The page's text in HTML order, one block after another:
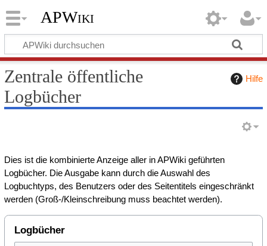
APWiki
Hilfe
Zentrale öffentliche
Logbücher
Dies ist die kombinierte Anzeige aller in APWiki geführten
Logbücher. Die Ausgabe kann durch die Auswahl des
Logbuchtyps, des Benutzers oder des Seitentitels eingeschränkt
werden (Groß-/Kleinschreibung muss beachtet werden).
Logbücher